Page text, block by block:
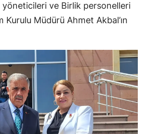
Mersin
İstanbul
Kars
Kastamonu
Kayseri
Kırklareli
yöneticileri ve Birlik personelleri
Kurulu Müdürü Ahmet Akbal’ın